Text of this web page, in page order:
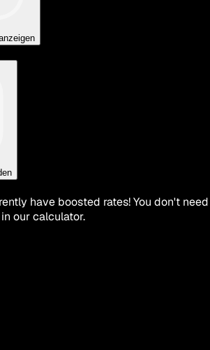
have boosted rates! You don't need
our calculator.